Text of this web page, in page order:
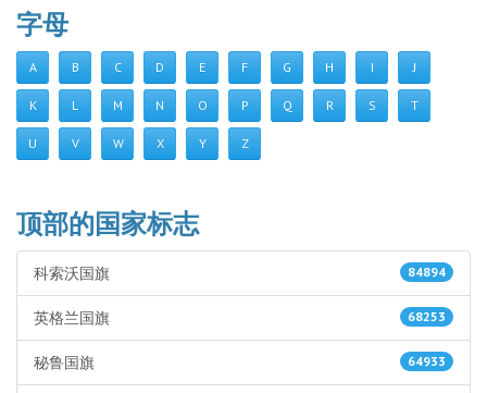
字母
A B C D E F G H I J
K L M N O P Q R S T
U V W X Y Z
顶部的国家标志
84894
科索沃国旗
68253
英格兰国旗
64933
秘鲁国旗